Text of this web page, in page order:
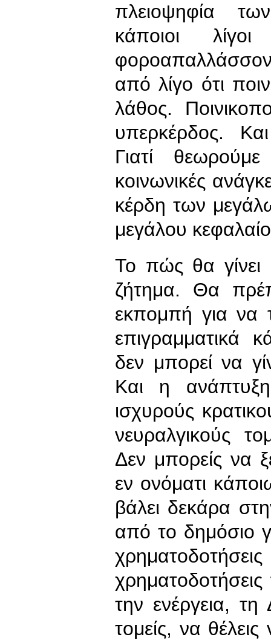
πλειοψηφία
κάποιοι
από λίγο ότι
λάθος.
υπερκέρδος.
Γιατί
κοινωνικές
κέρδη των
μεγάλου
Το πώς θα γίνει
ζήτημα. Θα
εκπομπή για
επιγραμματικά
δεν μπορεί να
Και η
ισχυρούς
νευραλγικούς
Δεν μπορείς να
εν ονόματι
βάλει δεκάρα
από το δημόσιο
την ενέργεια,
τομείς, να